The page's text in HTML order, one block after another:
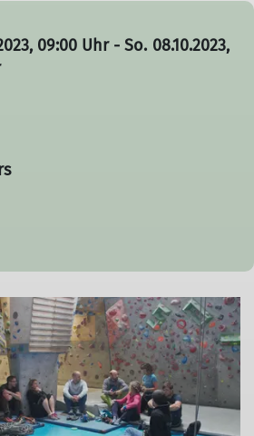
09:00 Uhr - So. 08.10.2023,